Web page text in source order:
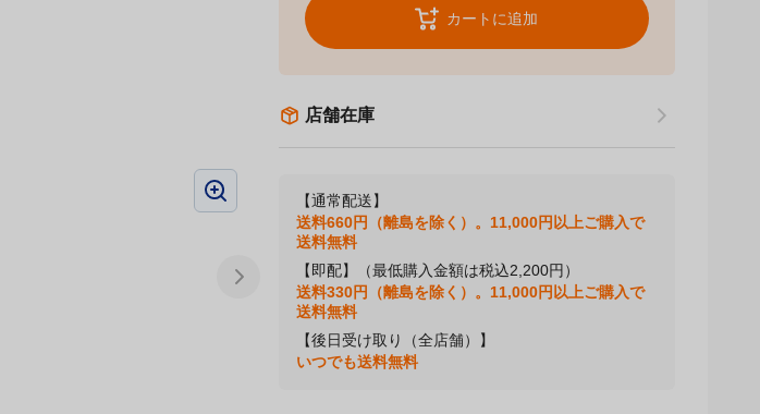
カートに追加
店舗在庫
【通常配送】
送料660円（離島を除く）。11,000円以上ご購入で
送料無料
【即配】（最低購入金額は税込2,200円）
送料330円（離島を除く）。11,000円以上ご購入で
送料無料
【後日受け取り（全店舗）】